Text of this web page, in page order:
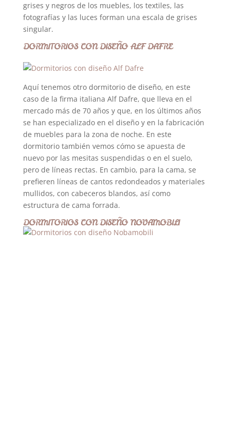
grises y negros de los muebles, los textiles, las
fotografías y las luces forman una escala de grises
singular.
DORMITORIOS CON DISEÑO ALF DAFRE
Aquí tenemos otro dormitorio de diseño, en este
caso de la firma italiana Alf Dafre, que lleva en el
mercado más de 70 años y que, en los últimos años
se han especializado en el diseño y en la fabricación
de muebles para la zona de noche. En este
dormitorio también vemos cómo se apuesta de
nuevo por las mesitas suspendidas o en el suelo,
pero de líneas rectas. En cambio, para la cama, se
prefieren líneas de cantos redondeados y materiales
mullidos, con cabeceros blandos, así como
estructura de cama forrada.
DORMITORIOS CON DISEÑO NOVAMOBILI